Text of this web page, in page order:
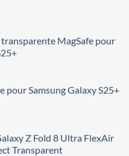
MagSafe pour
pour Samsung Galaxy S25+
Z Fold 8 Ultra FlexAir
Transparent